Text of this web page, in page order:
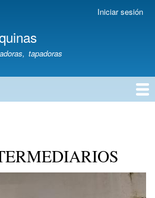
contenido
principal
Iniciar sesión
tapadoras